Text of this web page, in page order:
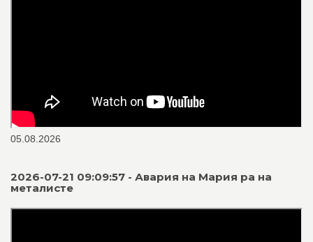
05.08.2026
2026-07-21 09:09:57 - Авария на Мария ра на
металисте